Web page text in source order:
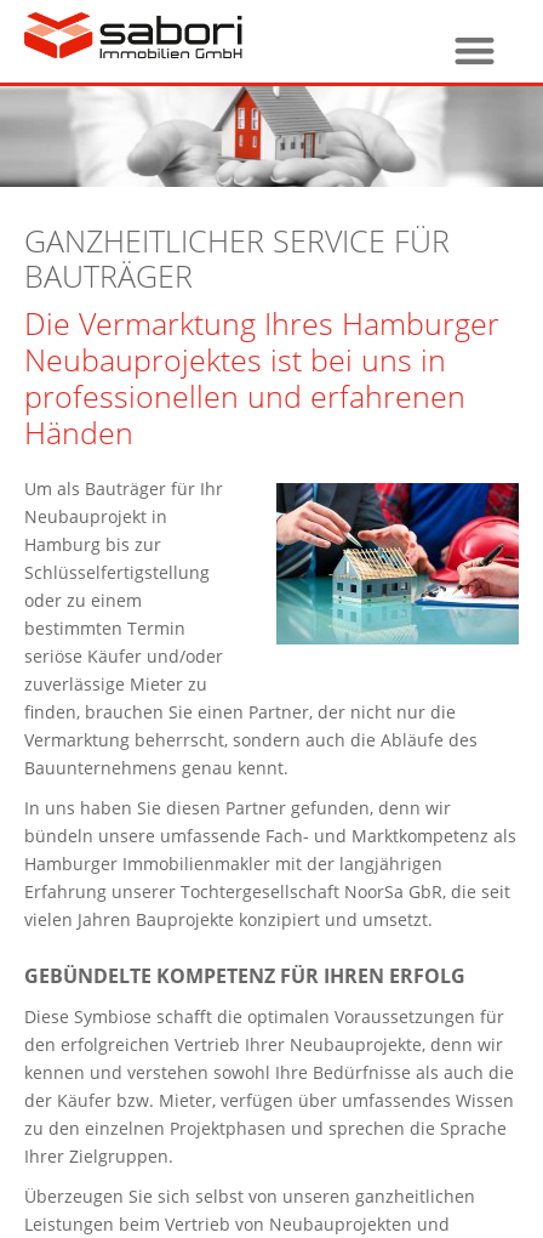
GANZHEITLICHER SERVICE FÜR
BAUTRÄGER
Die Vermarktung Ihres Hamburger
Neubauprojektes ist bei uns in
professionellen und erfahrenen
Händen
Um als Bauträger für Ihr
Neubauprojekt in
Hamburg bis zur
Schlüsselfertigstellung
oder zu einem
bestimmten Termin
seriöse Käufer und/oder
zuverlässige Mieter zu
finden, brauchen Sie einen Partner, der nicht nur die
Vermarktung beherrscht, sondern auch die Abläufe des
Bauunternehmens genau kennt.
In uns haben Sie diesen Partner gefunden, denn wir
bündeln unsere umfassende Fach- und Marktkompetenz als
Hamburger Immobilienmakler mit der langjährigen
Erfahrung unserer Tochtergesellschaft NoorSa GbR, die seit
vielen Jahren Bauprojekte konzipiert und umsetzt.
GEBÜNDELTE KOMPETENZ FÜR IHREN ERFOLG
Diese Symbiose schafft die optimalen Voraussetzungen für
den erfolgreichen Vertrieb Ihrer Neubauprojekte, denn wir
kennen und verstehen sowohl Ihre Bedürfnisse als auch die
der Käufer bzw. Mieter, verfügen über umfassendes Wissen
zu den einzelnen Projektphasen und sprechen die Sprache
Ihrer Zielgruppen.
Überzeugen Sie sich selbst von unseren ganzheitlichen
Leistungen beim Vertrieb von Neubauprojekten und